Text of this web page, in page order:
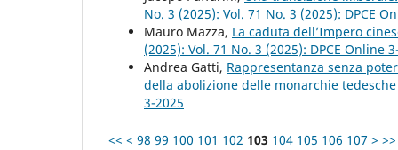
No. 3 (2025): Vol. 71 No. 3 (2025): DPCE
Mauro Mazza, La caduta dell’Impero
(2025): Vol. 71 No. 3 (2025): DPCE Online
Andrea Gatti, Rappresentanza senza
della abolizione delle monarchie
3-2025
<< < 98 99 100 101 102 103 104 105 106 107 > >>